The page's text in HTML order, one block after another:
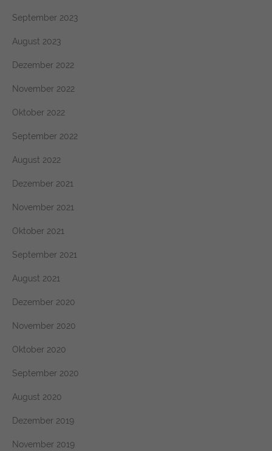
September 2023
August 2023
Dezember 2022
November 2022
Oktober 2022
September 2022
August 2022
Dezember 2021
November 2021
Oktober 2021
September 2021
August 2021
Dezember 2020
November 2020
Oktober 2020
September 2020
August 2020
Dezember 2019
November 2019